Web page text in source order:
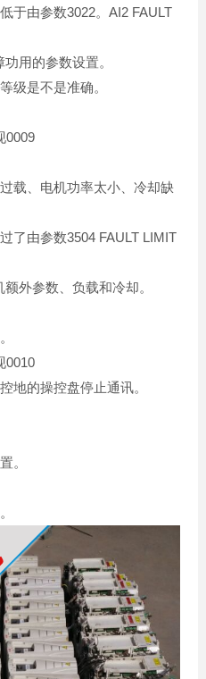
于由参数3022。AI2 FAULT
用的参数设置。
级是不是准确。
0009
载、电机功率太小、冷却缺
了由参数3504 FAULT LIMIT
外参数、负载和冷却。
0010
地的操控盘停止通讯。
。